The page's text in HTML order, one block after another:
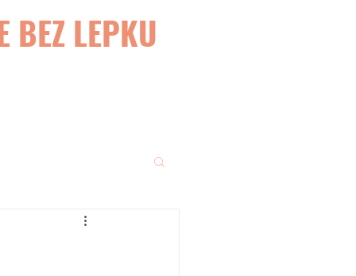
BEZ LEPKU